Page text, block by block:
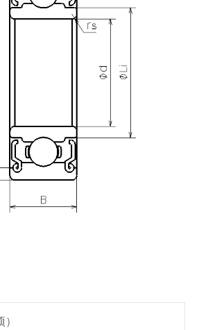
DDL-1260X2DD的详细信息？
蓓亚三美的产品专家取得联系。
承（基本型）产品型号：